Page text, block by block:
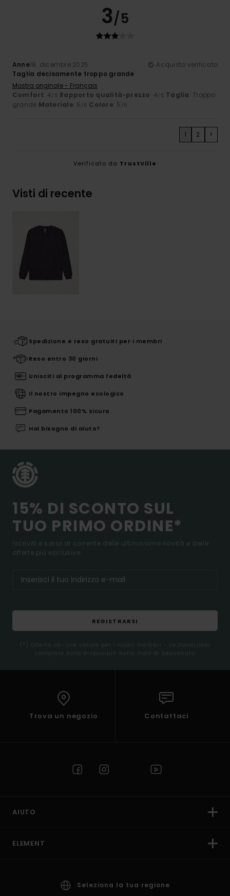
3/5
Anne18. dicembre 2025
Acquisto verificato
Taglia decisamente troppo grande
Mostra originale - Français
Comfort: 4 /5 Rapporto qualità-prezzo: 4 /5 Taglia: Troppo
grande Materiale: 5 /5 Colore: 5 /5
1 2 >
Verificato da TrustVille
Visti di recente
Spedizione e reso gratuiti per i membri
Reso entro 30 giorni
Unisciti al programma fedeltà
Il nostro impegno ecologico
Pagamento 100% sicuro
Hai bisogno di aiuto?
15% DI SCONTO SUL
TUO PRIMO ORDINE*
Iscriviti e sarai al corrente delle ultimissime novità e delle
offerte più esclusive.
REGISTRARSI
(*) Offerta on-line valida per i nuovi membri - Le condizioni
complete sono disponibili nella mail di benvenuto
Trova un negozio Contattaci
AIUTO
ELEMENT
Seleziona la tua regione